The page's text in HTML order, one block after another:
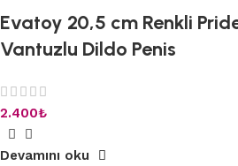
Evatoy 20,5 cm Renkli
Vantuzlu Dildo Penis
2.400₺
Devamını oku